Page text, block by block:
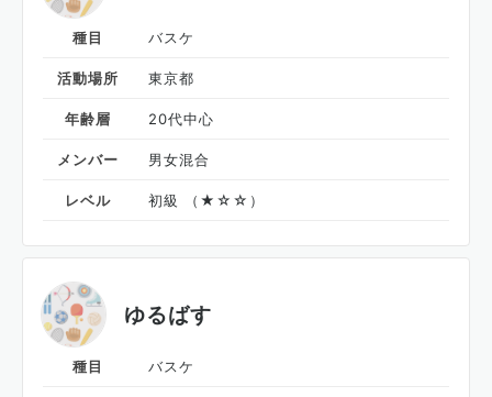
種目 バスケ
活動場所 東京都
年齢層 20代中心
メンバー 男女混合
レベル 初級 （★☆☆）
ゆるばす
種目 バスケ